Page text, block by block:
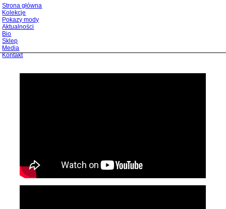
Strona główna
Kolekcje
Pokazy mody
Aktualności
Bio
Sklep
Media
Kontakt